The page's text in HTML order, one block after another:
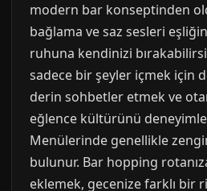
modern bar konseptinden
bağlama ve saz sesleri
ruhuna kendinizi
sadece bir şeyler içmek için
derin sohbetler etmek ve
eğlence kültürünü
Menülerinde genellikle
bulunur. Bar hopping
eklemek, gecenize farklı bir